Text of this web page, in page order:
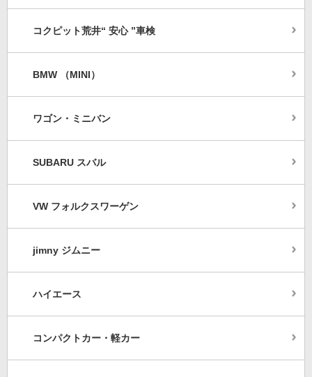
コクピット荒井“ 安心 ”車検
BMW （MINI）
ワゴン・ミニバン
SUBARU スバル
VW フォルクスワーゲン
jimny ジムニー
ハイエース
コンパクトカー・軽カー